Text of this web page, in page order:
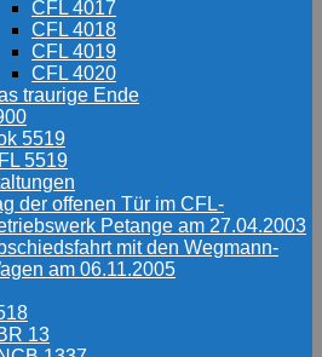
CFL 4017
CFL 4018
CFL 4019
CFL 4020
traurige Ende
5519
5519
der offenen Tür im CFL-
Petange am 27.04.2003
mit den Wegmann-
am 06.11.2005
13